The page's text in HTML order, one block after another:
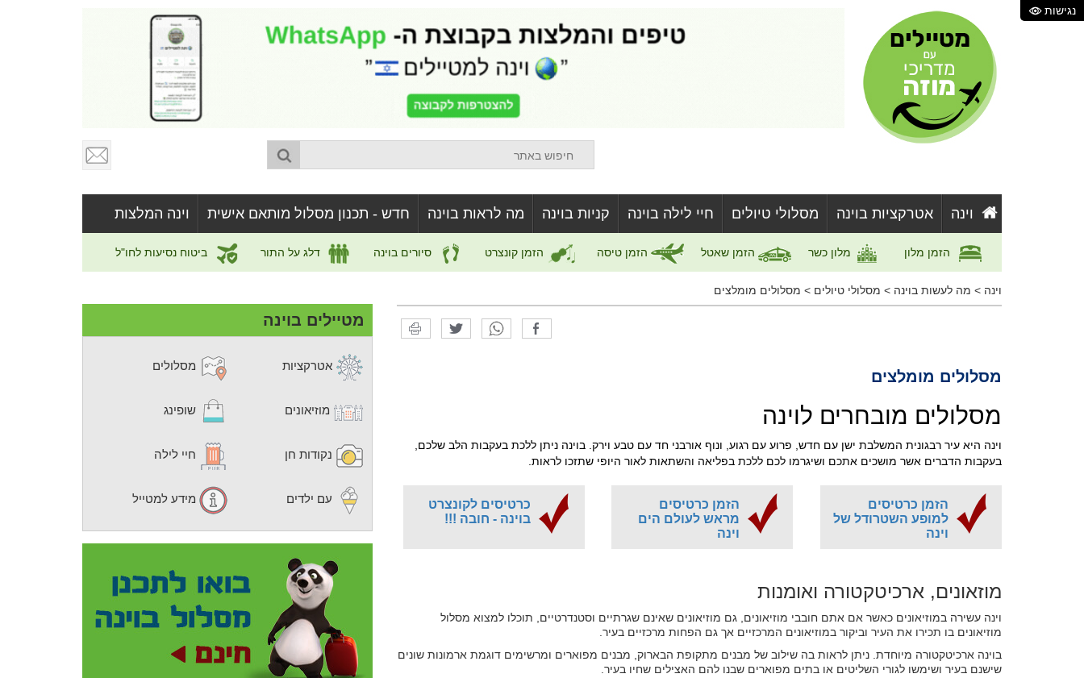
וינה אטרקציות בוינה מסלולי טיולים חיי לילה בוינה קניות בוינה מה לראות בוינה חדש - תכנון מסלול מותאם אישית וינה המלצות
הזמן מלון מלון כשר הזמן שאטל הזמן טיסה הזמן קונצרט סיורים בוינה דלג על התור ביטוח נסיעות לחו"ל
וינה > מה לעשות בוינה > מסלולי טיולים > מסלולים מומלצים
מסלולים מומלצים
מסלולים מובחרים לוינה
וינה היא עיר רבגונית המשלבת ישן עם חדש, פרוע עם רגוע, ונוף אורבני חד עם טבע וירק. בוינה ניתן ללכת בעקבות הלב שלכם,
בעקבות הדברים אשר מושכים אתכם ושיגרמו לכם ללכת בפליאה והשתאות לאור היופי שתזכו לראות.
הזמן כרטיסים
למופע השטרודל של
וינה
הזמן כרטיסים
מראש לעולם הים
וינה
כרטיסים לקונצרט
בוינה - חובה !!!
מוזאונים, ארכיטקטורה ואומנות
וינה עשירה במוזיאונים כאשר אם אתם חובבי מוזיאונים, גם מוזיאונים שאינם שגרתיים וסטנדרטיים, תוכלו למצוא מסלול
מוזיאונים בו תכירו את העיר וביקור במוזיאונים המרכזיים אך גם הפחות מרכזיים בעיר.
בוינה ארכיטקטורה מיוחדת. ניתן לראות בה שילוב של מבנים מתקופת הבארוק, מבנים מפוארים ומרשימים דוגמת ארמונות שונים
שישנם בעיר ושימשו לגורי השליטים או בתים מפוארים שבנו להם האצילים שחיו בעיר.
מטיילים בוינה
אטרקציות מסלולים
מוזיאונים שופינג
נקודות חן חיי לילה
עם ילדים מידע למטייל
נגישות